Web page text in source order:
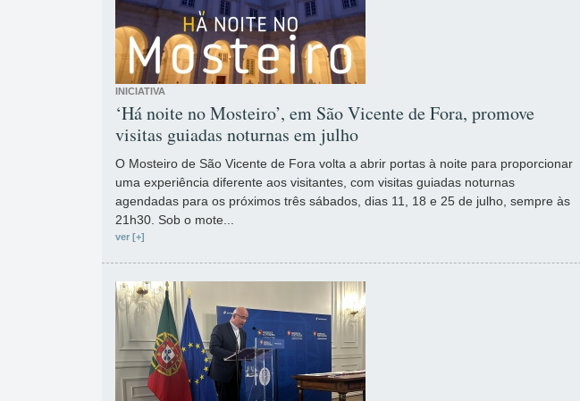
INICIATIVA
‘Há noite no Mosteiro’, em São Vicente de Fora, promove
visitas guiadas noturnas em julho
O Mosteiro de São Vicente de Fora volta a abrir portas à noite para proporcionar
uma experiência diferente aos visitantes, com visitas guiadas noturnas
agendadas para os próximos três sábados, dias 11, 18 e 25 de julho, sempre às
21h30. Sob o mote...
ver [+]